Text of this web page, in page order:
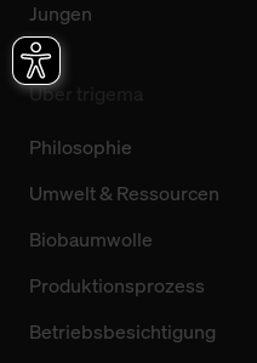
Jungen
Über trigema
Philosophie
Umwelt & Ressourcen
Biobaumwolle
Produktionsprozess
Betriebsbesichtigung